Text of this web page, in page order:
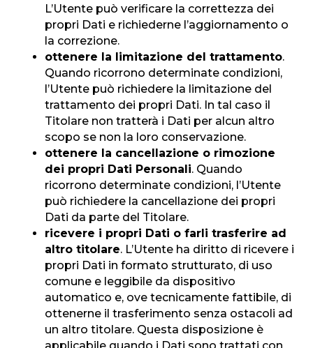
L’Utente può verificare la correttezza dei
propri Dati e richiederne l’aggiornamento o
la correzione.
ottenere la limitazione del trattamento.
Quando ricorrono determinate condizioni,
l’Utente può richiedere la limitazione del
trattamento dei propri Dati. In tal caso il
Titolare non tratterà i Dati per alcun altro
scopo se non la loro conservazione.
ottenere la cancellazione o rimozione
dei propri Dati Personali. Quando
ricorrono determinate condizioni, l’Utente
può richiedere la cancellazione dei propri
Dati da parte del Titolare.
ricevere i propri Dati o farli trasferire ad
altro titolare. L’Utente ha diritto di ricevere i
propri Dati in formato strutturato, di uso
comune e leggibile da dispositivo
automatico e, ove tecnicamente fattibile, di
ottenerne il trasferimento senza ostacoli ad
un altro titolare. Questa disposizione è